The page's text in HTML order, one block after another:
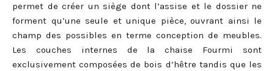
permet de créer un siège dont l’assise et le dossier ne
forment qu’une seule et unique pièce, ouvrant ainsi le
champ des possibles en terme conception de meubles.
Les couches internes de la chaise Fourmi sont
exclusivement composées de bois d’hêtre tandis que les